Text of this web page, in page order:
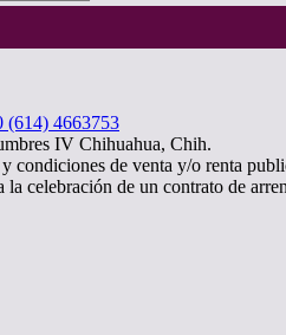
(614) 4663753
IV Chihuahua, Chih.
de venta y/o renta
la celebración de un contrato de